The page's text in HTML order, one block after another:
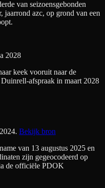
van seizoensgebonden
jaarrond azc, op grond van een
2028
keek vooruit naar de
afspraak in maart 2028
. Bekijk bron
van 13 augustus 2025 en
zijn gegeocodeerd op
de officiële PDOK